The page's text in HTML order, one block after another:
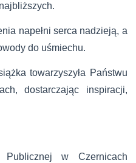
napełni serca nadzieją, a
do uśmiechu.
towarzyszyła Państwu
dostarczając inspiracji,
Publicznejw Czernicach